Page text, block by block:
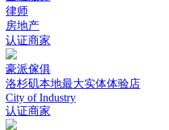
律师
房地产
认证商家
豪派傢俱
洛杉矶本地最大实体体验店
City of Industry
认证商家